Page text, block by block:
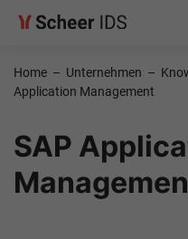
Home – Unternehmen –
Application Management
SAP